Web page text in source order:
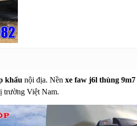
khẩu nội địa. Nềnxe faw j6l thùng 9m7
trường Việt Nam.